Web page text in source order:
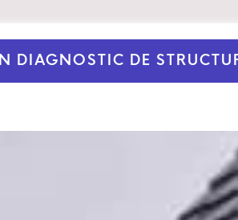
DIAGNOSTIC DE